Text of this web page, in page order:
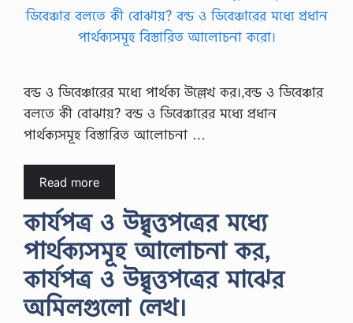
বন্ড ও ডিবেঞ্চারের মধ্যে পার্থক্য উল্লেখ কর।,বন্ড ও ডিবেঞ্চার
বলতে কী বোঝায়? বন্ড ও ডিবেঞ্চারের মধ্যে প্রধান
পার্থক্যসমূহ বিস্তারিত আলোচনা …
Read more
কার্যপত্র ও উদ্বৃত্তপত্রের মধ্যে
পার্থক্যসমূহ আলোচনা কর,
কার্যপত্র ও উদ্বৃত্তপত্রের মাঝের
অমিলগুলো লেখ।